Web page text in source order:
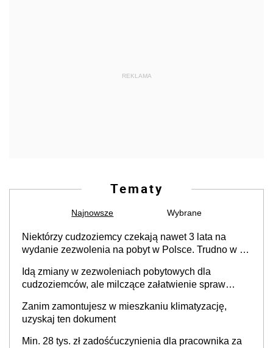
REKLAMA
Tematy
Najnowsze Wybrane
Niektórzy cudzoziemcy czekają nawet 3 lata na
wydanie zezwolenia na pobyt w Polsce. Trudno w to
to realny problem
Idą zmiany w zezwoleniach pobytowych dla
cudzoziemców, ale milczące załatwienie spraw
Zanim zamontujesz w mieszkaniu klimatyzację,
uzyskaj ten dokument
Min. 28 tys. zł zadośćuczynienia dla pracownika za